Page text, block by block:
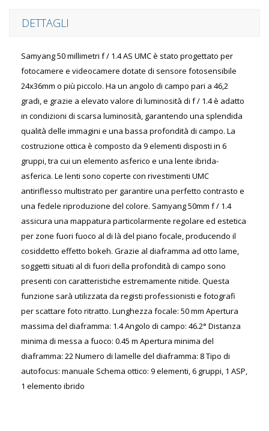
DETTAGLI
Samyang 50 millimetri f / 1.4 AS UMC è stato progettato per
fotocamere e videocamere dotate di sensore fotosensibile
24x36mm o più piccolo. Ha un angolo di campo pari a 46,2
gradi, e grazie a elevato valore di luminosità di f / 1.4 è adatto
in condizioni di scarsa luminosità, garantendo una splendida
qualità delle immagini e una bassa profondità di campo. La
costruzione ottica è composto da 9 elementi disposti in 6
gruppi, tra cui un elemento asferico e una lente ibrida-
asferica. Le lenti sono coperte con rivestimenti UMC
antiriflesso multistrato per garantire una perfetto contrasto e
una fedele riproduzione del colore. Samyang 50mm f / 1.4
assicura una mappatura particolarmente regolare ed estetica
per zone fuori fuoco al di là del piano focale, producendo il
cosiddetto effetto bokeh. Grazie al diaframma ad otto lame,
soggetti situati al di fuori della profondità di campo sono
presenti con caratteristiche estremamente nitide. Questa
funzione sarà utilizzata da registi professionisti e fotografi
per scattare foto ritratto. Lunghezza focale: 50 mm Apertura
massima del diaframma: 1.4 Angolo di campo: 46.2° Distanza
minima di messa a fuoco: 0.45 m Apertura minima del
diaframma: 22 Numero di lamelle del diaframma: 8 Tipo di
autofocus: manuale Schema ottico: 9 elementi, 6 gruppi, 1 ASP,
1 elemento ibrido